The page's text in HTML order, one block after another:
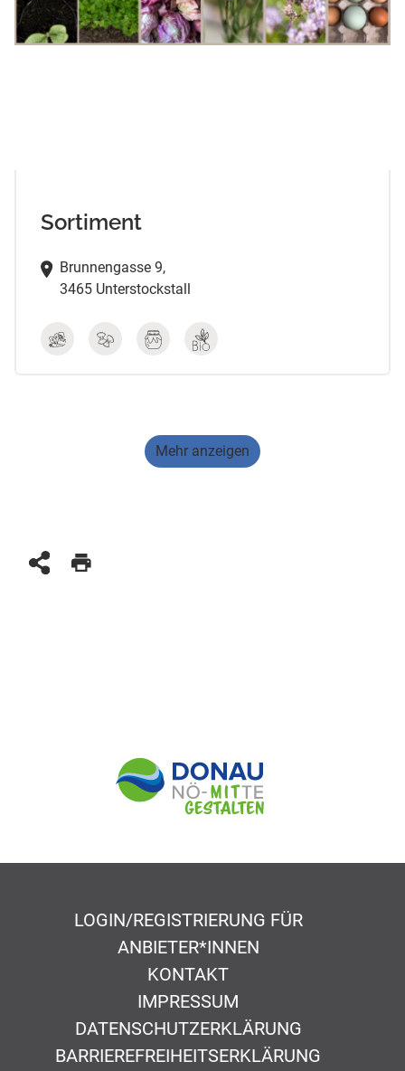
Sortiment
Brunnengasse 9,
3465 Unterstockstall
Mehr anzeigen
LOGIN/REGISTRIERUNG FÜR
ANBIETER*INNEN
KONTAKT
IMPRESSUM
DATENSCHUTZERKLÄRUNG
BARRIEREFREIHEITSERKLÄRUNG